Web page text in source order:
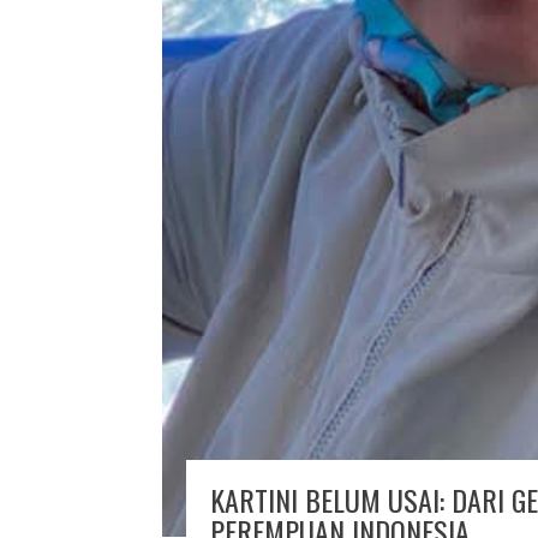
KARTINI BELUM USAI: DARI